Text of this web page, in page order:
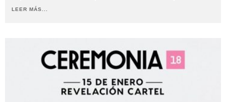
LEER MÁS...